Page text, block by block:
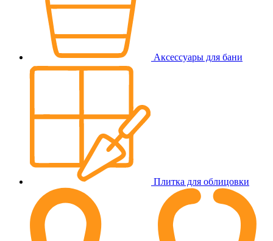
Аксессуары для бани
Плитка для облицовки